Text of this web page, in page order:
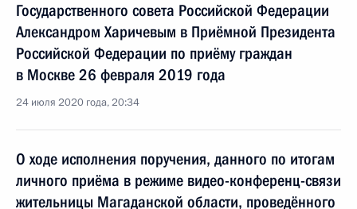
Государственного совета Российской Федерации
Александром Харичевым в Приёмной Президента
Российской Федерации по приёму граждан
в Москве 26 февраля 2019 года
24 июля 2020 года, 20:34
О ходе исполнения поручения, данного по итогам
личного приёма в режиме видео-конференц-связи
жительницы Магаданской области, проведённого